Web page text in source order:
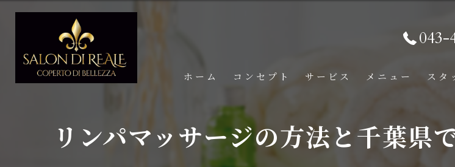
043-
ホーム コンセプト サービス メニュー スタ
リンパマッサージの方法と千葉県